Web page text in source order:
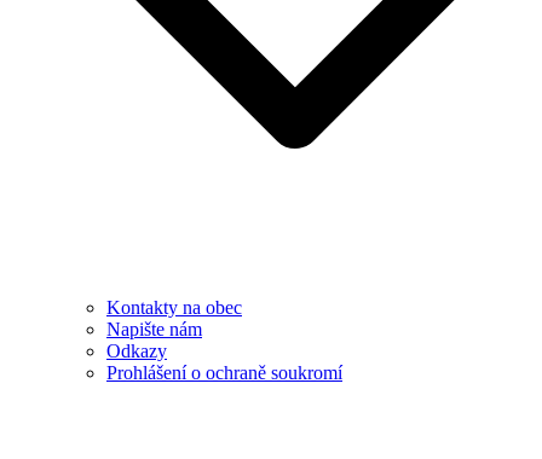
Kontakty na obec
Napište nám
Odkazy
Prohlášení o ochraně soukromí